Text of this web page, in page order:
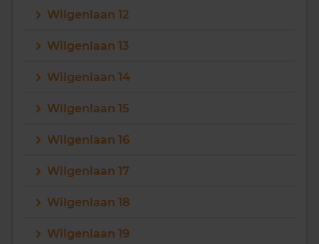
088 220 4200
Maandag t/m vrijdag - 08:00 -18:00
Wilgenlaan 12
Wilgenlaan 13
Wilgenlaan 14
Wilgenlaan 15
Wilgenlaan 16
Wilgenlaan 17
Wilgenlaan 18
Wilgenlaan 19